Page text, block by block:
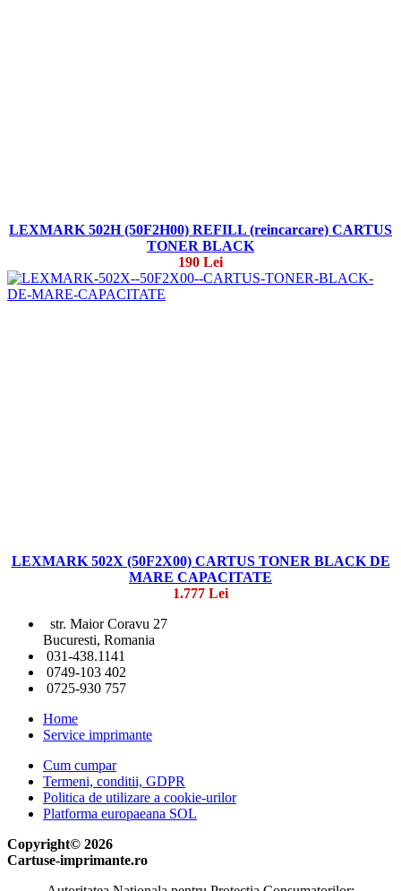
LEXMARK 502H (50F2H00) REFILL (reincarcare) CARTUS
TONER BLACK
190 Lei
LEXMARK 502X (50F2X00) CARTUS TONER BLACK DE
MARE CAPACITATE
1.777 Lei
str. Maior Coravu 27
Bucuresti, Romania
031-438.1141
0749-103 402
0725-930 757
Home
Service imprimante
Cum cumpar
Termeni, conditii, GDPR
Politica de utilizare a cookie-urilor
Platforma europaeana SOL
Copyright© 2026
Cartuse-imprimante.ro